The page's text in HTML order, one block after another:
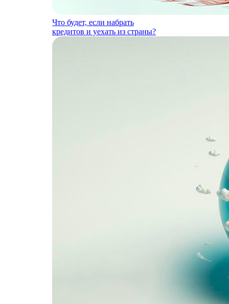
Что будет, если набрать
кредитов и уехать из страны?